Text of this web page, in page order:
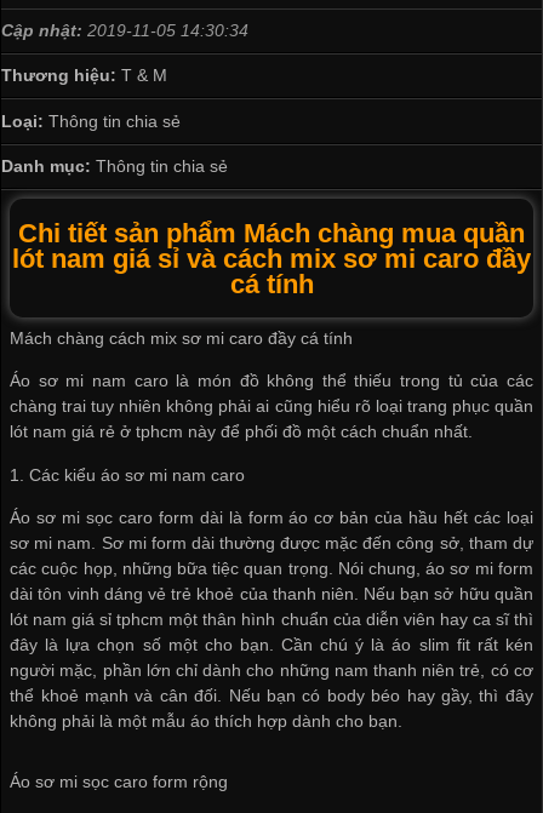
Cập nhật: 2019-11-05 14:30:34
Thương hiệu: T & M
Loại: Thông tin chia sẻ
Danh mục: Thông tin chia sẻ
Chi tiết sản phẩm Mách chàng mua quần
lót nam giá sỉ và cách mix sơ mi caro đầy
cá tính
Mách chàng cách mix sơ mi caro đầy cá tính
Áo sơ mi nam caro là món đồ không thể thiếu trong tủ của các
chàng trai tuy nhiên không phải ai cũng hiểu rõ loại trang phục quần
lót nam giá rẻ ở tphcm này để phối đồ một cách chuẩn nhất.
1. Các kiểu áo sơ mi nam caro
Áo sơ mi sọc caro form dài là form áo cơ bản của hầu hết các loại
sơ mi nam. Sơ mi form dài thường được mặc đến công sở, tham dự
các cuộc họp, những bữa tiệc quan trọng. Nói chung, áo sơ mi form
dài tôn vinh dáng vẻ trẻ khoẻ của thanh niên. Nếu bạn sở hữu quần
lót nam giá sỉ tphcm một thân hình chuẩn của diễn viên hay ca sĩ thì
đây là lựa chọn số một cho bạn. Cần chú ý là áo slim fit rất kén
người mặc, phần lớn chỉ dành cho những nam thanh niên trẻ, có cơ
thể khoẻ mạnh và cân đối. Nếu bạn có body béo hay gầy, thì đây
không phải là một mẫu áo thích hợp dành cho bạn.
Áo sơ mi sọc caro form rộng